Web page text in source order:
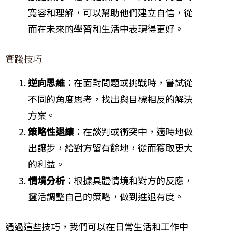
寬容和理解，可以幫助他們建立自信，從
而在未來的學習和生活中表現得更好。
實踐技巧
逆向思維 ：在面對問題或挑戰時，嘗試從
不同的角度思考，找出與目標相反的解決
方案。
策略性退讓：在談判或衝突中，適時地做
出讓步，給對方留有餘地，從而獲取更大
的利益。
情境分析：根據具體情境和對方的反應，
靈活調整自己的策略，做到進退有度。
通過這些技巧，我們可以在日常生活和工作中